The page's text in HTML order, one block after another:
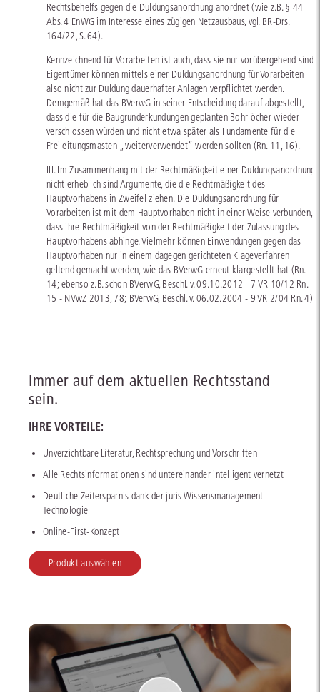
Rechtsbehelfs gegen die Duldungsanordnung anordnet (wie z.B. § 44
Abs. 4 EnWG im Interesse eines zügigen Netzausbaus, vgl. BR-Drs.
164/22, S. 64).
Kennzeichnend für Vorarbeiten ist auch, dass sie nur vorübergehend sind.
Eigentümer können mittels einer Duldungsanordnung für Vorarbeiten
also nicht zur Duldung dauerhafter Anlagen verpflichtet werden.
Demgemäß hat das BVerwG in seiner Entscheidung darauf abgestellt,
dass die für die Baugrunderkundungen geplanten Bohrlöcher wieder
verschlossen würden und nicht etwa später als Fundamente für die
Freileitungsmasten „weiterverwendet“ werden sollten (Rn. 11, 16).
III. Im Zusammenhang mit der Rechtmäßigkeit einer Duldungsanordnung
nicht erheblich sind Argumente, die die Rechtmäßigkeit des
Hauptvorhabens in Zweifel ziehen. Die Duldungsanordnung für
Vorarbeiten ist mit dem Hauptvorhaben nicht in einer Weise verbunden,
dass ihre Rechtmäßigkeit von der Rechtmäßigkeit der Zulassung des
Hauptvorhabens abhinge. Vielmehr können Einwendungen gegen das
Hauptvorhaben nur in einem dagegen gerichteten Klageverfahren
geltend gemacht werden, wie das BVerwG erneut klargestellt hat (Rn.
14; ebenso z.B. schon BVerwG, Beschl. v. 09.10.2012 - 7 VR 10/12 Rn.
15 - NVwZ 2013, 78; BVerwG, Beschl. v. 06.02.2004 - 9 VR 2/04 Rn. 4).
Immer auf dem aktuellen Rechtsstand
sein.
IHRE VORTEILE:
Unverzichtbare Literatur, Rechtsprechung und Vorschriften
Alle Rechtsinformationen sind untereinander intelligent vernetzt
Deutliche Zeitersparnis dank der juris Wissensmanagement-
Technologie
Online-First-Konzept
Produkt auswählen